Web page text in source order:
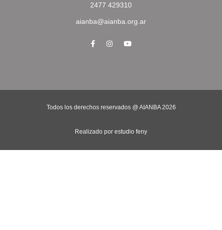
2477 429310
aianba@aianba.org.ar
Todos los derechos reservados @ AIANBA2026
Realizado por estudio feny